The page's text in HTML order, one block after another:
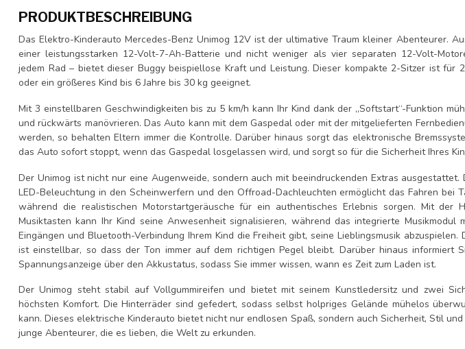
PRODUKTBESCHREIBUNG
Das Elektro-Kinderauto Mercedes-Benz Unimog 12V ist der ultimative Traum kleiner Abenteurer.
einer leistungsstarken 12-Volt-7-Ah-Batterie und nicht weniger als vier separaten 12-Volt-
jedem Rad – bietet dieser Buggy beispiellose Kraft und Leistung. Dieser kompakte 2-Sitzer ist für
oder ein größeres Kind bis 6 Jahre bis 30 kg geeignet.
Mit 3 einstellbaren Geschwindigkeiten bis zu 5 km/h kann Ihr Kind dank der „Softstart“-Funktion
und rückwärts manövrieren. Das Auto kann mit dem Gaspedal oder mit der mitgelieferten
werden, so behalten Eltern immer die Kontrolle. Darüber hinaus sorgt das elektronische
das Auto sofort stoppt, wenn das Gaspedal losgelassen wird, und sorgt so für die Sicherheit Ihres
Der Unimog ist nicht nur eine Augenweide, sondern auch mit beeindruckenden Extras ausgestattet.
LED-Beleuchtung in den Scheinwerfern und den Offroad-Dachleuchten ermöglicht das Fahren bei
während die realistischen Motorstartgeräusche für ein authentisches Erlebnis sorgen. Mit der
Musiktasten kann Ihr Kind seine Anwesenheit signalisieren, während das integrierte Musikmodul
Eingängen und Bluetooth-Verbindung Ihrem Kind die Freiheit gibt, seine Lieblingsmusik abzuspielen.
ist einstellbar, so dass der Ton immer auf dem richtigen Pegel bleibt. Darüber hinaus informiert
Spannungsanzeige über den Akkustatus, sodass Sie immer wissen, wann es Zeit zum Laden ist.
Der Unimog steht stabil auf Vollgummireifen und bietet mit seinem Kunstledersitz und zwei
höchsten Komfort. Die Hinterräder sind gefedert, sodass selbst holpriges Gelände mühelos
kann. Dieses elektrische Kinderauto bietet nicht nur endlosen Spaß, sondern auch Sicherheit, Stil
junge Abenteurer, die es lieben, die Welt zu erkunden.